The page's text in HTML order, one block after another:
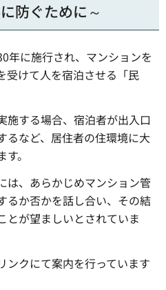
防ぐために～
年に施行され、マンションを
受けて人を宿泊させる「民
施する場合、宿泊者が出入口
るなど、居住者の住環境に大
。
は、あらかじめマンション管
るか否かを話し合い、その結
とが望ましいとされていま
ンクにて案内を行っています